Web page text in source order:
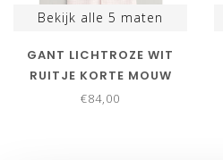
Bekijk alle 5 maten
GANT LICHTROZE WIT
RUITJE KORTE MOUW
€84,00